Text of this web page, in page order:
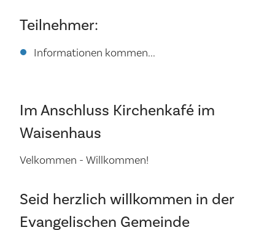
Teilnehmer:
Informationen kommen...
Im Anschluss Kirchenkafé im
Waisenhaus
Velkommen - Willkommen!
Seid herzlich willkommen in der
Evangelischen Gemeinde